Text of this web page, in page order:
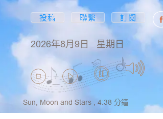
投稿 聯繫 訂閱
2026年8月9日 星期日
Sun, Moon and Stars , 4:38 分鐘